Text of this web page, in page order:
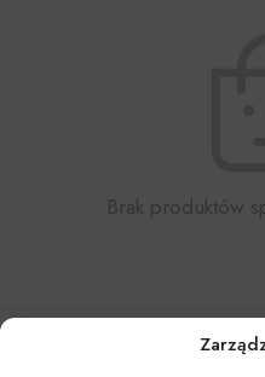
Brak produktów